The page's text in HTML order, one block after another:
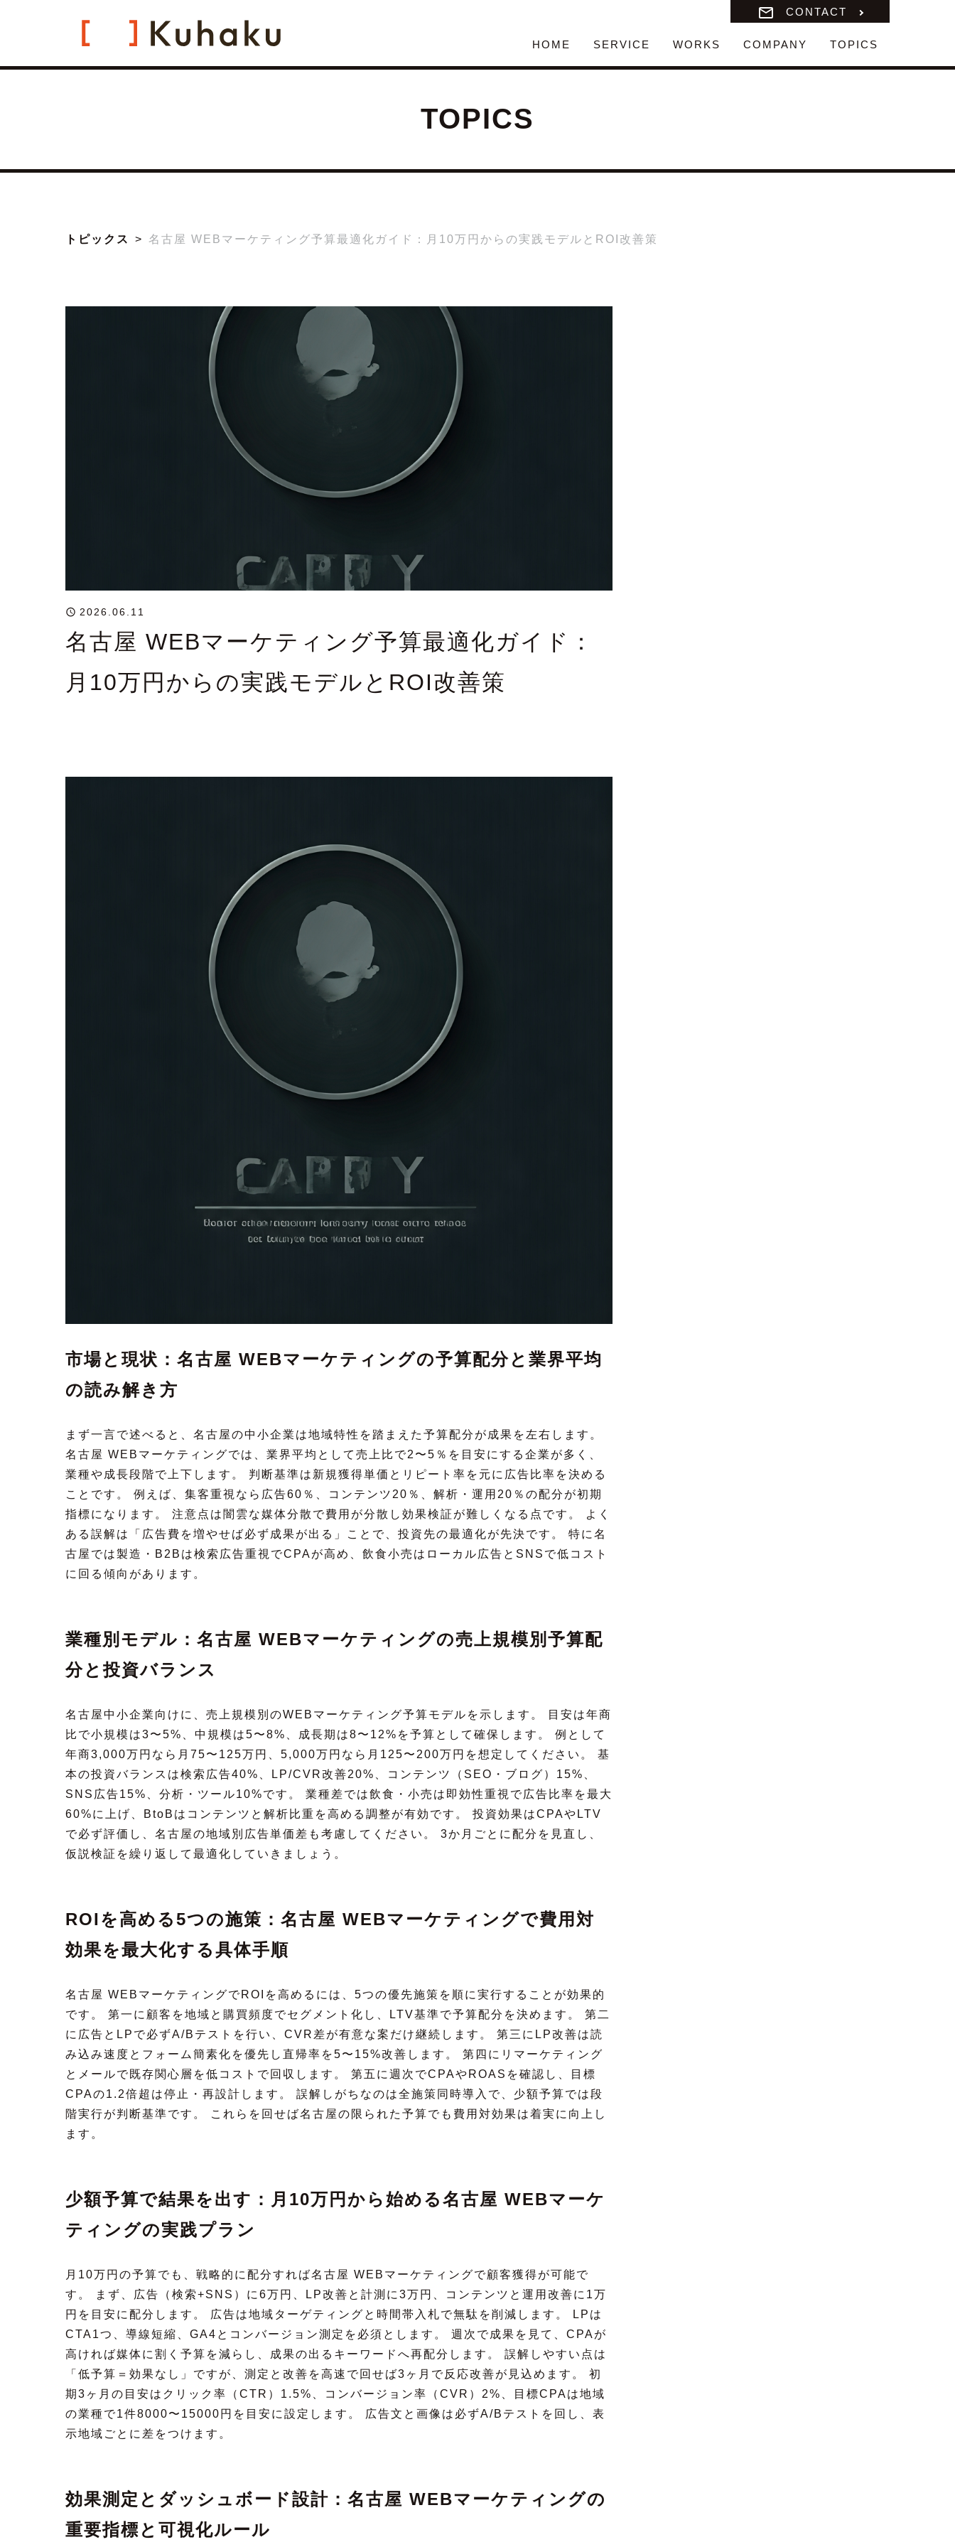
HOME SERVICE WORKS COMPANY TOPICS
CONTACT
TOPICS
トピックス 名古屋 WEBマーケティング予算最適化ガイド：月10万円からの実践モデルとROI改善策
2026.06.11
名古屋 WEBマーケティング予算最適化ガイド：
月10万円からの実践モデルとROI改善策
市場と現状：名古屋 WEBマーケティングの予算配分と業界平均
の読み解き方
まず一言で述べると、名古屋の中小企業は地域特性を踏まえた予算配分が成果を左右します。
名古屋 WEBマーケティングでは、業界平均として売上比で2〜5％を目安にする企業が多く、
業種や成長段階で上下します。 判断基準は新規獲得単価とリピート率を元に広告比率を決める
ことです。 例えば、集客重視なら広告60％、コンテンツ20％、解析・運用20％の配分が初期
指標になります。 注意点は闇雲な媒体分散で費用が分散し効果検証が難しくなる点です。 よく
ある誤解は「広告費を増やせば必ず成果が出る」ことで、投資先の最適化が先決です。 特に名
古屋では製造・B2Bは検索広告重視でCPAが高め、飲食小売はローカル広告とSNSで低コスト
に回る傾向があります。
業種別モデル：名古屋 WEBマーケティングの売上規模別予算配
分と投資バランス
名古屋中小企業向けに、売上規模別のWEBマーケティング予算モデルを示します。 目安は年商
比で小規模は3〜5%、中規模は5〜8%、成長期は8〜12%を予算として確保します。 例として
年商3,000万円なら月75〜125万円、5,000万円なら月125〜200万円を想定してください。 基
本の投資バランスは検索広告40%、LP/CVR改善20%、コンテンツ（SEO・ブログ）15%、
SNS広告15%、分析・ツール10%です。 業種差では飲食・小売は即効性重視で広告比率を最大
60%に上げ、BtoBはコンテンツと解析比重を高める調整が有効です。 投資効果はCPAやLTV
で必ず評価し、名古屋の地域別広告単価差も考慮してください。 3か月ごとに配分を見直し、
仮説検証を繰り返して最適化していきましょう。
ROIを高める5つの施策：名古屋 WEBマーケティングで費用対
効果を最大化する具体手順
名古屋 WEBマーケティングでROIを高めるには、5つの優先施策を順に実行することが効果的
です。 第一に顧客を地域と購買頻度でセグメント化し、LTV基準で予算配分を決めます。 第二
に広告とLPで必ずA/Bテストを行い、CVR差が有意な案だけ継続します。 第三にLP改善は読
み込み速度とフォーム簡素化を優先し直帰率を5〜15%改善します。 第四にリマーケティング
とメールで既存関心層を低コストで回収します。 第五に週次でCPAやROASを確認し、目標
CPAの1.2倍超は停止・再設計します。 誤解しがちなのは全施策同時導入で、少額予算では段
階実行が判断基準です。 これらを回せば名古屋の限られた予算でも費用対効果は着実に向上し
ます。
少額予算で結果を出す：月10万円から始める名古屋 WEBマーケ
ティングの実践プラン
月10万円の予算でも、戦略的に配分すれば名古屋 WEBマーケティングで顧客獲得が可能で
す。 まず、広告（検索+SNS）に6万円、LP改善と計測に3万円、コンテンツと運用改善に1万
円を目安に配分します。 広告は地域ターゲティングと時間帯入札で無駄を削減します。 LPは
CTA1つ、導線短縮、GA4とコンバージョン測定を必須とします。 週次で成果を見て、CPAが
高ければ媒体に割く予算を減らし、成果の出るキーワードへ再配分します。 誤解しやすい点は
「低予算＝効果なし」ですが、測定と改善を高速で回せば3ヶ月で反応改善が見込めます。 初
期3ヶ月の目安はクリック率（CTR）1.5%、コンバージョン率（CVR）2%、目標CPAは地域
の業種で1件8000〜15000円を目安に設定します。 広告文と画像は必ずA/Bテストを回し、表
示地域ごとに差をつけます。
効果測定とダッシュボード設計：名古屋 WEBマーケティングの
重要指標と可視化ルール